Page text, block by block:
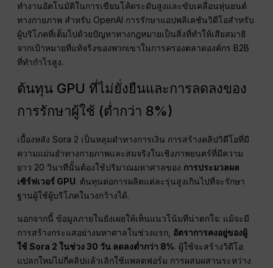
ทำงานอัตโนมัติในการเขียนโค้ดระดับสูงและขับเคลื่อนหุ่นยนต์
ทางกายภาพ สำหรับ OpenAI การรักษาแอปพลิเคชันวิดีโอสำหรับ
ผู้บริโภคที่เต็มไปด้วยปัญหาทางกฎหมายเป็นสิ่งที่ทำให้เสียสมาธิ
จากเป้าหมายที่แท้จริงของพวกเขาในการครองตลาดองค์กร B2B
ที่ทำกำไรสูง.
ต้นทุน GPU ที่ไม่ยั่งยืนและการลดลงของ
การรักษาผู้ใช้ (ต่ำกว่า 8%)
เบื้องหลัง Sora 2 เป็นหลุมดำทางการเงิน การสร้างคลิปวิดีโอที่มี
ความแม่นยำทางกายภาพและสมจริงในเชิงภาพยนตร์ที่มีความ
ยาว 20 วินาทีนั้นต้องใช้ปริมาณมหาศาลของ การประมวลผล
เซิร์ฟเวอร์ GPU. ต้นทุนต่อการผลิตแต่ละรุ่นสูงเกินไปที่จะรักษา
ฐานผู้ใช้ผู้บริโภคในวงกว้างได้.
นอกจากนี้ ข้อมูลภายในยังเผยให้เห็นแนวโน้มที่น่าตกใจ: แม้จะมี
การสร้างกระแสอย่างมหาศาลในช่วงแรก, อัตราการคงอยู่ของผู้
ใช้ Sora 2 ในช่วง 30 วัน ลดลงต่ำกว่า 8%. ผู้ใช้จะสร้างวิดีโอ
แปลกใหม่ไม่กี่คลิปแล้วเลิกใช้แพลตฟอร์ม การผสมผสานระหว่าง